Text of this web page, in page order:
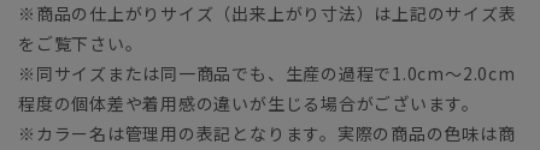
※商品の仕上がりサイズ（出来上がり寸法）は上記のサイズ表
をご覧下さい。
※同サイズまたは同一商品でも、生産の過程で1.0cm～2.0cm
程度の個体差や着用感の違いが生じる場合がございます。
※カラー名は管理用の表記となります。実際の商品の色味は商